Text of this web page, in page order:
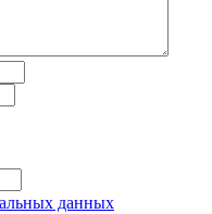
данных